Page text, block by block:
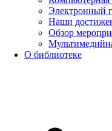
Электронный
Наши
Обзор
О библиотеке